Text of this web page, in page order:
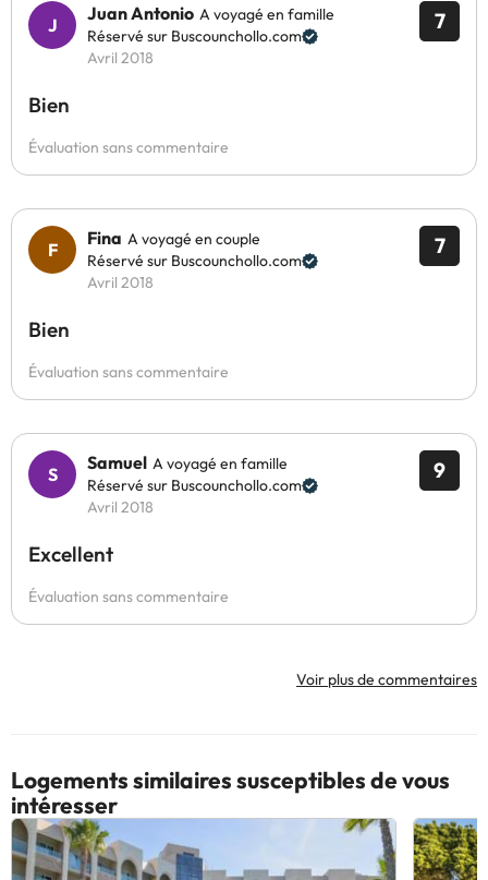
7
Juan Antonio A voyagé en famille
Réservé sur Buscounchollo.com
Avril 2018
Bien
Évaluation sans commentaire
7
Fina A voyagé en couple
Réservé sur Buscounchollo.com
Avril 2018
Bien
Évaluation sans commentaire
9
Samuel A voyagé en famille
Réservé sur Buscounchollo.com
Avril 2018
Excellent
Évaluation sans commentaire
Voir plus de commentaires
Logements similaires susceptibles de vous
intéresser